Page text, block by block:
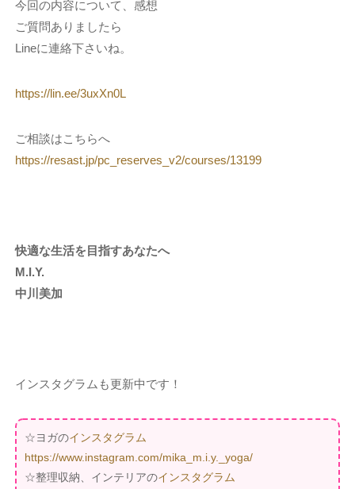
今回の内容について、感想
ご質問ありましたら
Lineに連絡下さいね。
https://lin.ee/3uxXn0L
ご相談はこちらへ
https://resast.jp/pc_reserves_v2/courses/13199
快適な生活を目指すあなたへ
M.I.Y.
中川美加
インスタグラムも更新中です！
☆ヨガのインスタグラム
https://www.instagram.com/mika_m.i.y._yoga/
☆整理収納、インテリアのインスタグラム